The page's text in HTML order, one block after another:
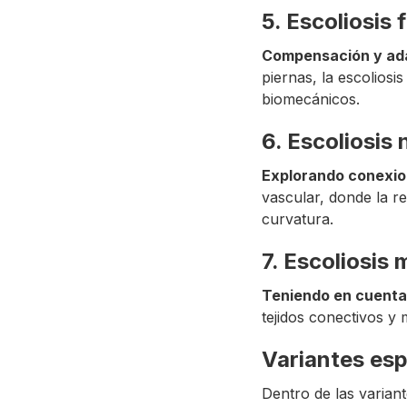
5. Escoliosis
Compensación y
piernas, la
biomecánicos.
6. Escoliosis
Explorando
vascular, donde la
curvatura.
7. Escoliosis
Teniendo en
tejidos conectivos y
Variantes
Dentro de las